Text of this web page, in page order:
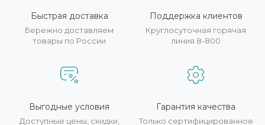
Быстрая доставка
Бережно доставляем
товары по России
Поддержка клиентов
Круглосуточная горячая
линия 8-800
Выгодные условия
Доступные цены, скидки,
Гарантия качества
Только сертифицированное